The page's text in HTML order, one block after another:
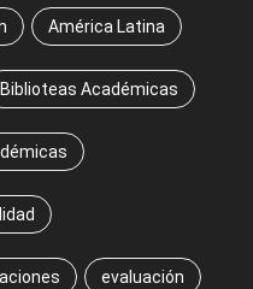
América Latina
Biblioteas Académicas
evaluación